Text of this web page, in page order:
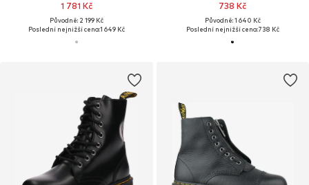
1 781 Kč
Původně: 2 199 Kč
Poslední nejnižší cena:1 649 Kč
738 Kč
Původně: 1 640 Kč
Poslední nejnižší cena:738 Kč